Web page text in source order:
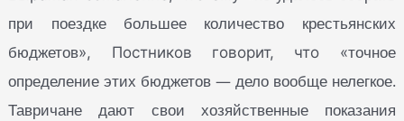
при поездке большее количество крестьянских
бюджетов», Постников говорит, что «точное
определение этих бюджетов — дело вообще нелегкое.
Тавричане дают свои хозяйственные показания